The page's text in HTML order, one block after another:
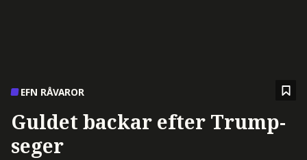
EFN RÅVAROR
Guldet backar efter Trump-
seger